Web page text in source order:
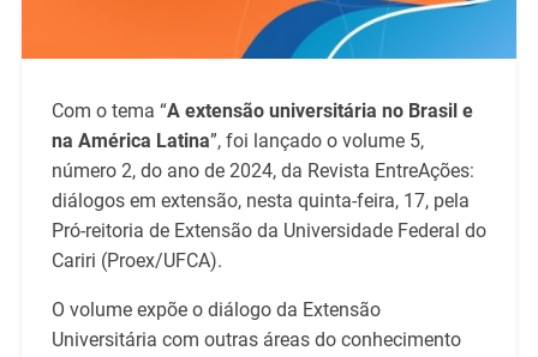
Com o tema “A extensão universitária no Brasil e
na América Latina”, foi lançado o volume 5,
número 2, do ano de 2024, da Revista EntreAções:
diálogos em extensão, nesta quinta-feira, 17, pela
Pró-reitoria de Extensão da Universidade Federal do
Cariri (Proex/UFCA).
O volume expõe o diálogo da Extensão
Universitária com outras áreas do conhecimento